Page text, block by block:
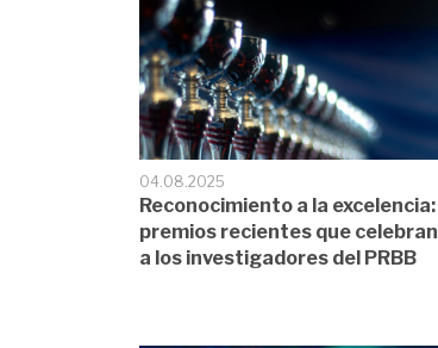
04.08.2025
Reconocimiento a la excelencia:
premios recientes que celebran
a los investigadores del PRBB